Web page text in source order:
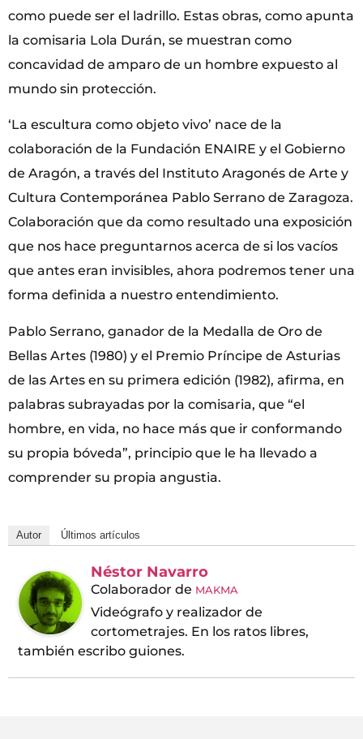
como puede ser el ladrillo. Estas obras, como apunta
la comisaria Lola Durán, se muestran como
concavidad de amparo de un hombre expuesto al
mundo sin protección.
‘La escultura como objeto vivo’ nace de la
colaboración de la Fundación ENAIRE y el Gobierno
de Aragón, a través del Instituto Aragonés de Arte y
Cultura Contemporánea Pablo Serrano de Zaragoza.
Colaboración que da como resultado una exposición
que nos hace preguntarnos acerca de si los vacíos
que antes eran invisibles, ahora podremos tener una
forma definida a nuestro entendimiento.
Pablo Serrano, ganador de la Medalla de Oro de
Bellas Artes (1980) y el Premio Príncipe de Asturias
de las Artes en su primera edición (1982), afirma, en
palabras subrayadas por la comisaria, que “el
hombre, en vida, no hace más que ir conformando
su propia bóveda”, principio que le ha llevado a
comprender su propia angustia.
Autor Últimos artículos
Néstor Navarro
Colaborador de MAKMA
Videógrafo y realizador de
cortometrajes. En los ratos libres,
también escribo guiones.